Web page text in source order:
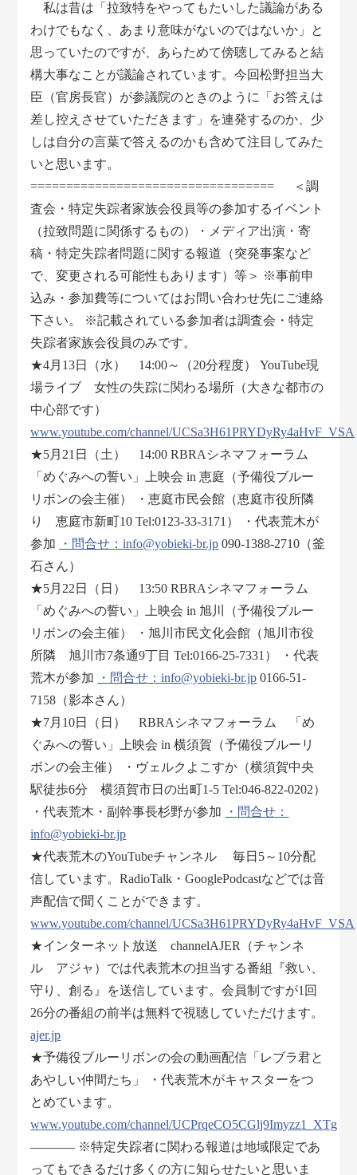
私は昔は「拉致特をやってもたいした議論がある
わけでもなく、あまり意味がないのではないか」と
思っていたのですが、あらためて傍聴してみると結
構大事なことが議論されています。今回松野担当大
臣（官房長官）が参議院のときのように「お答えは
差し控えさせていただきます」を連発するのか、少
しは自分の言葉で答えるのかも含めて注目してみた
いと思います。
================================== ＜調
査会・特定失踪者家族会役員等の参加するイベント
（拉致問題に関係するもの）・メディア出演・寄
稿・特定失踪者問題に関する報道（突発事案など
で、変更される可能性もあります）等＞ ※事前申
込み・参加費等についてはお問い合わせ先にご連絡
下さい。 ※記載されている参加者は調査会・特定
失踪者家族会役員のみです。
★4月13日（水） 14:00～（20分程度） YouTube現
場ライブ 女性の失踪に関わる場所（大きな都市の
中心部です）
www.youtube.com/channel/UCSa3H61PRYDyRy4aHvF_VSA
★5月21日（土） 14:00 RBRAシネマフォーラム
「めぐみへの誓い」上映会 in 恵庭（予備役ブルー
リボンの会主催） ・恵庭市民会館（恵庭市役所隣
り 恵庭市新町10 Tel:0123-33-3171） ・代表荒木が
参加
・問合せ：info@yobieki-br.jp 090-1388-2710（釜
石さん）
★5月22日（日） 13:50 RBRAシネマフォーラム
「めぐみへの誓い」上映会 in 旭川（予備役ブルー
リボンの会主催） ・旭川市民文化会館（旭川市役
所隣 旭川市7条通9丁目 Tel:0166-25-7331） ・代表
荒木が参加
・問合せ：info@yobieki-br.jp 0166-51-
7158（影本さん）
★7月10日（日） RBRAシネマフォーラム 「め
ぐみへの誓い」上映会 in 横須賀（予備役ブルーリ
ボンの会主催） ・ヴェルクよこすか（横須賀中央
駅徒歩6分 横須賀市日の出町1-5 Tel:046-822-0202）
・代表荒木・副幹事長杉野が参加
・問合せ：
info@yobieki-br.jp
★代表荒木のYouTubeチャンネル 毎日5～10分配
信しています。RadioTalk・GooglePodcastなどでは音
声配信で聞くことができます。
www.youtube.com/channel/UCSa3H61PRYDyRy4aHvF_VSA
★インターネット放送 channelAJER（チャンネ
ル アジャ）では代表荒木の担当する番組『救い、
守り、創る』を送信しています。会員制ですが1回
26分の番組の前半は無料で視聴していただけます。
ajer.jp
★予備役ブルーリボンの会の動画配信「レブラ君と
あやしい仲間たち」 ・代表荒木がキャスターをつ
とめています。
www.youtube.com/channel/UCPrqeCO5CGlj9Imyzz1_XTg
———– ※特定失踪者に関わる報道は地域限定であ
ってもできるだけ多くの方に知らせたいと思いま